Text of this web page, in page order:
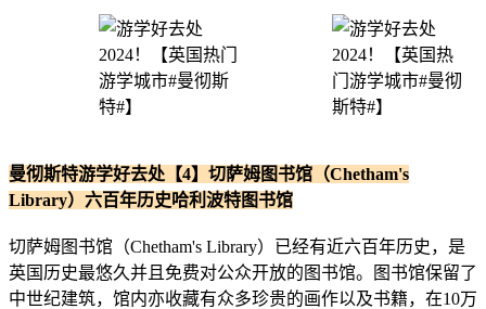
曼彻斯特游学好去处【4】切萨姆图书馆（Chetham's
Library）六百年历史哈利波特图书馆
切萨姆图书馆（Chetham's Library）已经有近六百年历史，是
英国历史最悠久并且免费对公众开放的图书馆。图书馆保留了
中世纪建筑，馆内亦收藏有众多珍贵的画作以及书籍，在10万